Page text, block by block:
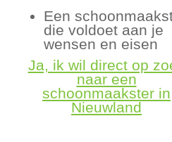
Een
die voldoet aan je
wensen en eisen
Ja, ik wil direct op
naar een
schoonmaakster in
Nieuwland